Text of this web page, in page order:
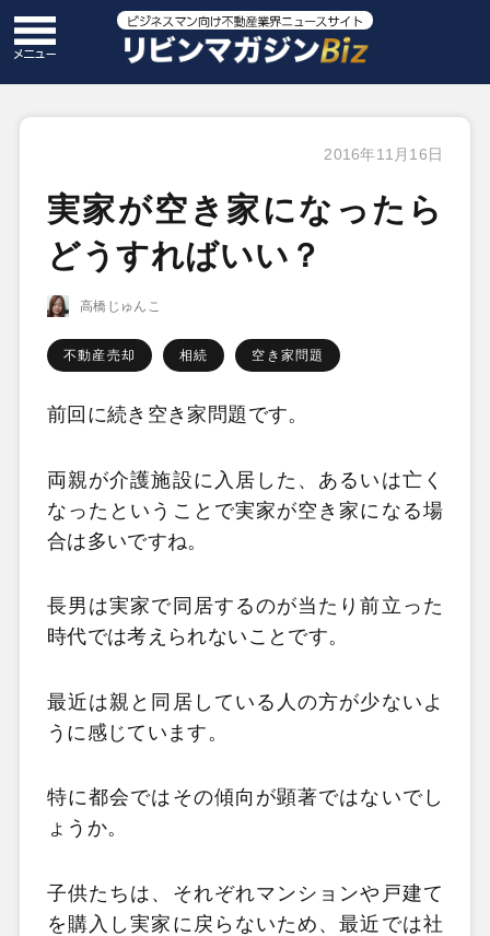
2016年11月16日
実家が空き家になったら
どうすればいい？
高橋じゅんこ
不動産売却 相続 空き家問題
前回に続き空き家問題です。
両親が介護施設に入居した、あるいは亡く
なったということで実家が空き家になる場
合は多いですね。
長男は実家で同居するのが当たり前立った
時代では考えられないことです。
最近は親と同居している人の方が少ないよ
うに感じています。
特に都会ではその傾向が顕著ではないでし
ょうか。
子供たちは、それぞれマンションや戸建て
を購入し実家に戻らないため、最近では社